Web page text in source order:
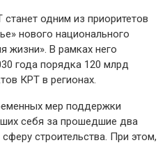
одним из приоритетов
нового национального
жизни». В рамках него
года порядка 120 млрд
КРТ в регионах.
мер поддержки
себя за прошедшие два
строительства. При этом,